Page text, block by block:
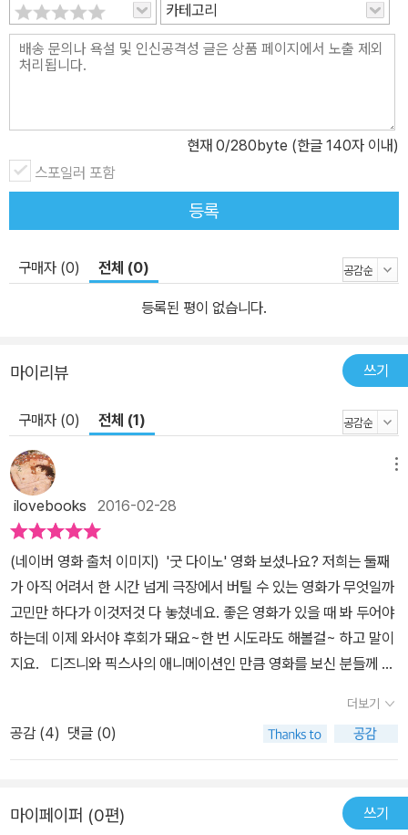
카테고리
현재 0/280byte (한글 140자 이내)
스포일러 포함
등록
구매자 (0) 전체 (0)
등록된 평이 없습니다.
마이리뷰 쓰기
구매자 (0) 전체 (1)
ilovebooks 2016-02-28
(네이버 영화 출처 이미지) '굿 다이노' 영화 보셨나요? 저희는 둘째
가 아직 어려서 한 시간 넘게 극장에서 버틸 수 있는 영화가 무엇일까
고민만 하다가 이것저것 다 놓쳤네요. 좋은 영화가 있을 때 봐 두어야
하는데 이제 와서야 후회가 돼요~한 번 시도라도 해볼걸~ 하고 말이
지요. 디즈니와 픽스사의 애니메이션인 만큼 영화를 보신 분들께 아
고 뻔한 결말로 가는 길이 다 보이지만 개성 있는 캐릭터들로 인해 결
코 뻔하지 않다고요. 첫째가 영어학원을 쉬고 있는지 벌써 3개월. 고
정된 영어 공부가 아닌, 스스로 하는 영어 공부가 되었으면~ 해서영
없다지 뭐예요? 영어 그림책은 좀 많았는데 아이 실력이 업그레이
더보기
공감 (4) 댓글 (0)
마이페이퍼 (0편) 쓰기